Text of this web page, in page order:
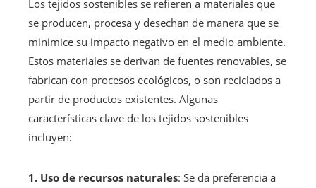
Los tejidos sostenibles se refieren a materiales que
se producen, procesa y desechan de manera que se
minimice su impacto negativo en el medio ambiente.
Estos materiales se derivan de fuentes renovables, se
fabrican con procesos ecológicos, o son reciclados a
partir de productos existentes. Algunas
características clave de los tejidos sostenibles
incluyen:
1. Uso de recursos naturales: Se da preferencia a